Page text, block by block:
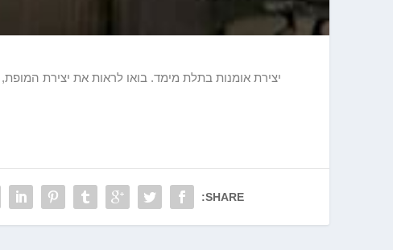
יצירת אומנות בתלת מימד. בואו לראות את יצירת
SHARE: